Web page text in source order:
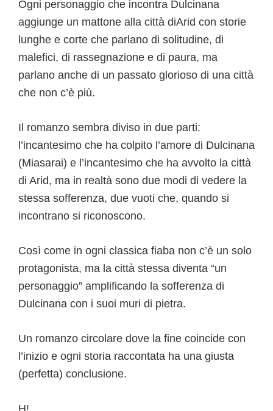
Ogni personaggio che incontra Dulcinana
aggiunge un mattone alla città diArid con storie
lunghe e corte che parlano di solitudine, di
malefici, di rassegnazione e di paura, ma
parlano anche di un passato glorioso di una città
che non c’è più.
Il romanzo sembra diviso in due parti:
l’incantesimo che ha colpito l’amore di Dulcinana
(Miasarai) e l’incantesimo che ha avvolto la città
di Arid, ma in realtà sono due modi di vedere la
stessa sofferenza, due vuoti che, quando si
incontrano si riconoscono.
Così come in ogni classica fiaba non c’è un solo
protagonista, ma la città stessa diventa “un
personaggio” amplificando la sofferenza di
Dulcinana con i suoi muri di pietra.
Un romanzo circolare dove la fine coincide con
l’inizio e ogni storia raccontata ha una giusta
(perfetta) conclusione.
H!